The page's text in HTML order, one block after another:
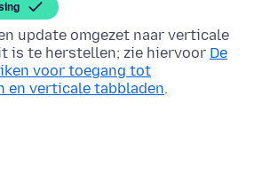
update omgezet naar verticale
is te herstellen; zie hiervoor De
voor toegang tot
en verticale tabbladen